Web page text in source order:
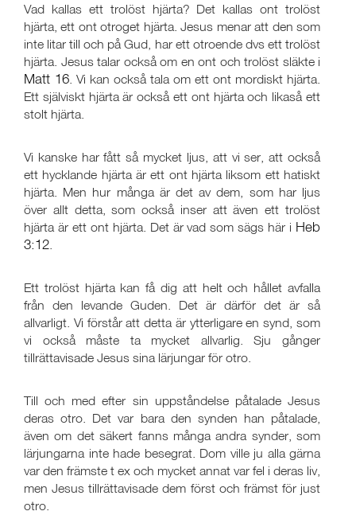
Vad kallas ett trolöst hjärta? Det kallas ont trolöst
hjärta, ett ont otroget hjärta. Jesus menar att den som
inte litar till och på Gud, har ett otroende dvs ett trolöst
hjärta. Jesus talar också om en ont och trolöst släkte i
Matt 16. Vi kan också tala om ett ont mordiskt hjärta.
Ett själviskt hjärta är också ett ont hjärta och likaså ett
stolt hjärta.
Vi kanske har fått så mycket ljus, att vi ser, att också
ett hycklande hjärta är ett ont hjärta liksom ett hatiskt
hjärta. Men hur många är det av dem, som har ljus
över allt detta, som också inser att även ett trolöst
hjärta är ett ont hjärta. Det är vad som sägs här i Heb
3:12.
Ett trolöst hjärta kan få dig att helt och hållet avfalla
från den levande Guden. Det är därför det är så
allvarligt. Vi förstår att detta är ytterligare en synd, som
vi också måste ta mycket allvarlig. Sju gånger
tillrättavisade Jesus sina lärjungar för otro.
Till och med efter sin uppståndelse påtalade Jesus
deras otro. Det var bara den synden han påtalade,
även om det säkert fanns många andra synder, som
lärjungarna inte hade besegrat. Dom ville ju alla gärna
var den främste t ex och mycket annat var fel i deras liv,
men Jesus tillrättavisade dem först och främst för just
otro.